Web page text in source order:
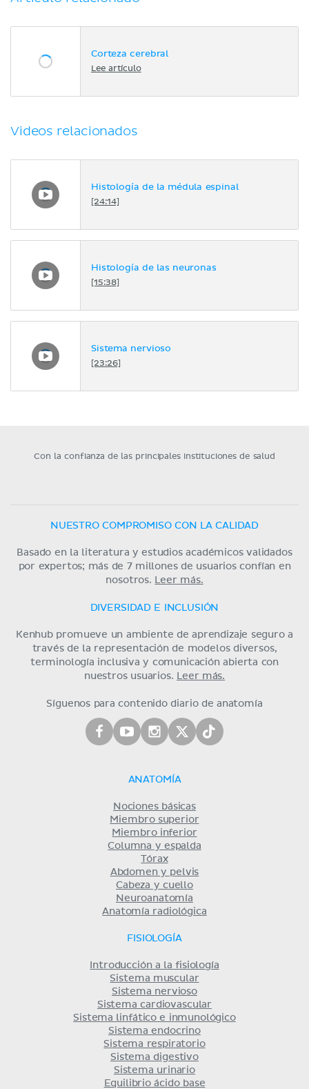
Corteza cerebral
Lee artículo
Videos relacionados
Histología de la médula espinal
[24:14]
Histología de las neuronas
[15:38]
Sistema nervioso
[23:26]
Con la confianza de las principales instituciones de salud
NUESTRO COMPROMISO CON LA CALIDAD
Basado en la literatura y estudios académicos validados
por expertos; más de 7 millones de usuarios confían en
nosotros.
Leer más.
DIVERSIDAD E INCLUSIÓN
Kenhub promueve un ambiente de aprendizaje seguro a
través de la representación de modelos diversos,
terminología inclusiva y comunicación abierta con
nuestros usuarios.
Leer más.
Síguenos para contenido diario de anatomía
ANATOMÍA
Nociones básicas
Miembro superior
Miembro inferior
Columna y espalda
Tórax
Abdomen y pelvis
Cabeza y cuello
Neuroanatomía
Anatomía radiológica
FISIOLOGÍA
Introducción a la fisiología
Sistema muscular
Sistema nervioso
Sistema cardiovascular
Sistema linfático e inmunológico
Sistema endocrino
Sistema respiratorio
Sistema digestivo
Sistema urinario
Equilibrio ácido base